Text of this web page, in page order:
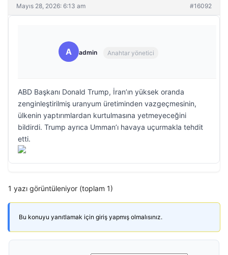
Mayıs 28, 2026: 6:13 am #16092
A admin Anahtar yönetici
ABD Başkanı Donald Trump, İran’ın yüksek oranda
zenginleştirilmiş uranyum üretiminden vazgeçmesinin,
ülkenin yaptırımlardan kurtulmasına yetmeyeceğini
bildirdi. Trump ayrıca Umman’ı havaya uçurmakla tehdit
etti.
1 yazı görüntüleniyor (toplam 1)
Bu konuyu yanıtlamak için giriş yapmış olmalısınız.